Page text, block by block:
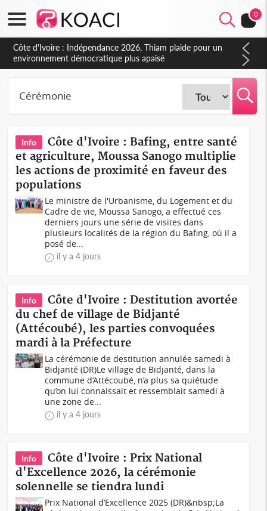
0
Côte d'Ivoire : Concours INFAS 2026, les convocations
seront disponibles à compter du samedi
Info
Côte d'Ivoire : Bafing, entre santé
et agriculture, Moussa Sanogo multiplie
les actions de proximité en faveur des
populations
Le ministre de l'Urbanisme, du Logement et du
Cadre de vie, Moussa Sanogo, a effectué ces
derniers jours une série de visites dans
plusieurs localités de la région du Bafing, où il a
posé de...
il y a 4 jours
Info
Côte d'Ivoire : Destitution avortée
du chef de village de Bidjanté
(Attécoubé), les parties convoquées
mardi à la Préfecture
La cérémonie de destitution annulée samedi à
Bidjanté (DR)Le village de Bidjanté, dans la
commune d’Attécoubé, n’a plus sa quiétude
qu’on lui connaissait et ressemblait samedi à
une zone de...
il y a 4 jours
Info
Côte d'Ivoire : Prix National
d'Excellence 2026, la cérémonie
solennelle se tiendra lundi
Prix National d’Excellence 2025 (DR)&nbsp;La